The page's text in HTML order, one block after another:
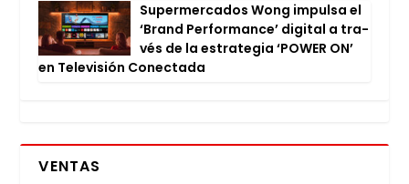
Super­mer­ca­dos Wong impul­sa el
‘Brand Per­for­man­ce’ digi­tal a tra­
vés de la estra­te­gia ‘POWER ON’
en Tele­vi­sión Conec­ta­da
VENTAS